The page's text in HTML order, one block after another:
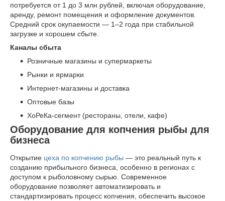
потребуется от 1 до 3 млн рублей, включая оборудование,
аренду, ремонт помещения и оформление документов.
Средний срок окупаемости — 1–2 года при стабильной
загрузке и хорошем сбыте.
Каналы сбыта
Розничные магазины и супермаркеты
Рынки и ярмарки
Интернет-магазины и доставка
Оптовые базы
ХоРеКа-сегмент (рестораны, отели, кафе)
Оборудование для копчения рыбы для
бизнеса
Открытие цеха по копчению рыбы — это реальный путь к
созданию прибыльного бизнеса, особенно в регионах с
доступом к рыболовному сырью. Современное
оборудование позволяет автоматизировать и
стандартизировать процесс копчения, обеспечить высокое